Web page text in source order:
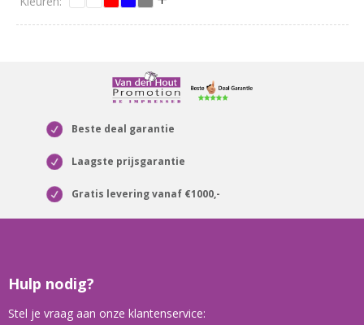
Beste deal garantie
Laagste prijsgarantie
Gratis levering vanaf €1000,-
Hulp nodig?
Stel je vraag aan onze klantenservice: